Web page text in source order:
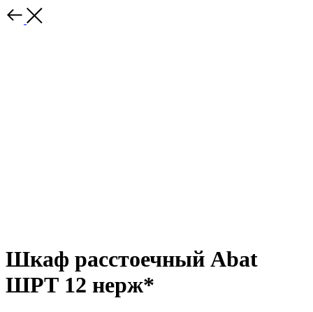
Шкаф расстоечный Abat
ШРТ 12 нерж*